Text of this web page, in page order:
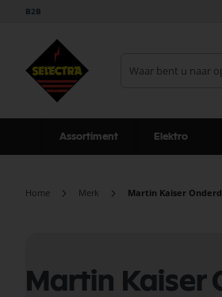
B2B
Assortiment Elektro
Home Merk Martin Kaiser
Martin Kaiser